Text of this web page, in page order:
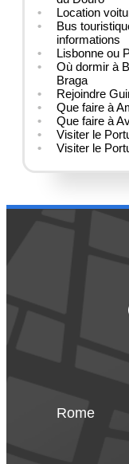
Location
Bus
informations
Lisbonne ou
Où dormir à
Braga
Rejoindre
Que faire à
Que faire à
Visiter le
Visiter le
Rome